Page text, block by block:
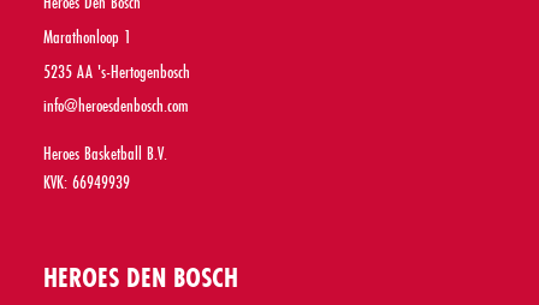
Marathonloop 1
5235 AA 's-Hertogenbosch
info@heroesdenbosch.com
Heroes Basketball B.V.
KVK: 66949939
HEROES DEN BOSCH